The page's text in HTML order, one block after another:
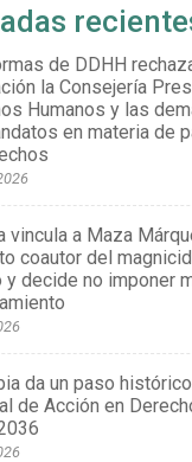
de DDHH
la Consejería
Humanos y las
en materia de
vincula a Maza
coautor del
y decide no imponer
da un paso
de Acción en